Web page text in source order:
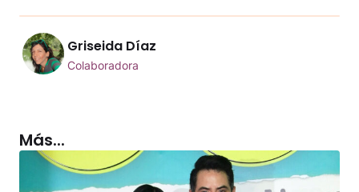
Griseida Díaz
Colaboradora
Más...